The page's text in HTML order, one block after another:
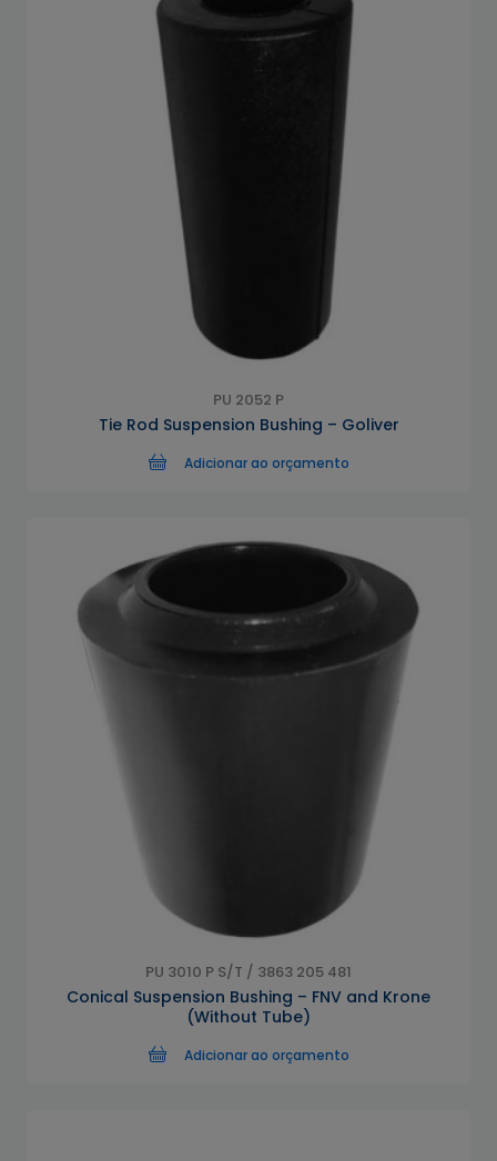
PU 2052 P
Tie Rod Suspension Bushing – Goliver
Adicionar ao orçamento
PU 3010 P S/T / 3863 205 481
Conical Suspension Bushing – FNV and Krone
(Without Tube)
Adicionar ao orçamento